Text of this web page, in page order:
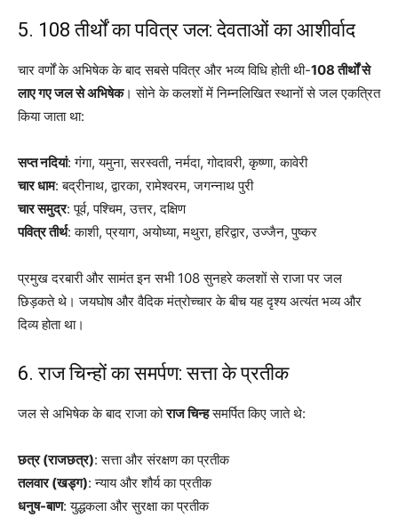
5. 108 तीर्थों का पवित्र जल: देवताओं का आशीर्वाद
चार वर्णों के अभिषेक के बाद सबसे पवित्र और भव्य विधि होती थी-108 तीर्थों से
लाए गए जल से अभिषेक। सोने के कलशों में निम्नलिखित स्थानों से जल एकत्रित
किया जाता था:
सप्त नदियां: गंगा, यमुना, सरस्वती, नर्मदा, गोदावरी, कृष्णा, कावेरी
चार धाम: बद्रीनाथ, द्वारका, रामेश्वरम, जगन्नाथ पुरी
चार समुद्र: पूर्व, पश्चिम, उत्तर, दक्षिण
पवित्र तीर्थ: काशी, प्रयाग, अयोध्या, मथुरा, हरिद्वार, उज्जैन, पुष्कर
प्रमुख दरबारी और सामंत इन सभी 108 सुनहरे कलशों से राजा पर जल
छिड़कते थे। जयघोष और वैदिक मंत्रोच्चार के बीच यह दृश्य अत्यंत भव्य और
दिव्य होता था।
6. राज चिन्हों का समर्पण: सत्ता के प्रतीक
जल से अभिषेक के बाद राजा कोराज चिन्हसमर्पित किए जाते थे:
छत्र (राजछत्र): सत्ता और संरक्षण का प्रतीक
तलवार (खड्ग): न्याय और शौर्य का प्रतीक
धनुष-बाण: युद्धकला और सुरक्षा का प्रतीक